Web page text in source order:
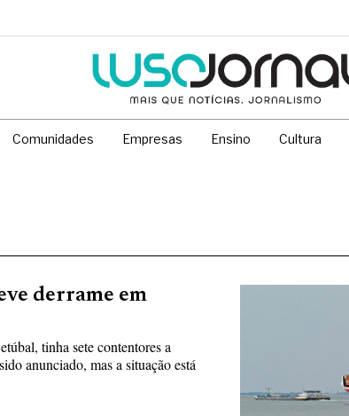
Comunidades Empresas Ensino Cultura
derrame em
tinha sete contentores a
anunciado, mas a situação está